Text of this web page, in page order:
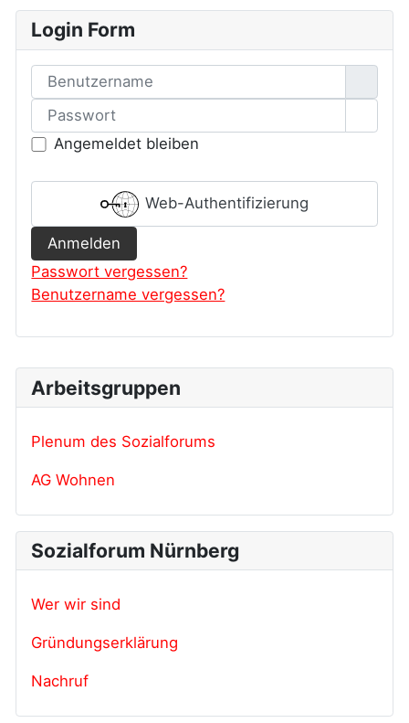
Arbeitsgruppen
Plenum des Sozialforums
AG Wohnen
Sozialforum Nürnberg
Wer wir sind
Gründungserklärung
Nachruf
Login Form
Benutzername
Passwort
Angemeldet bleiben
Web-Authentifizierung
Anmelden
Passwort vergessen?
Benutzername vergessen?